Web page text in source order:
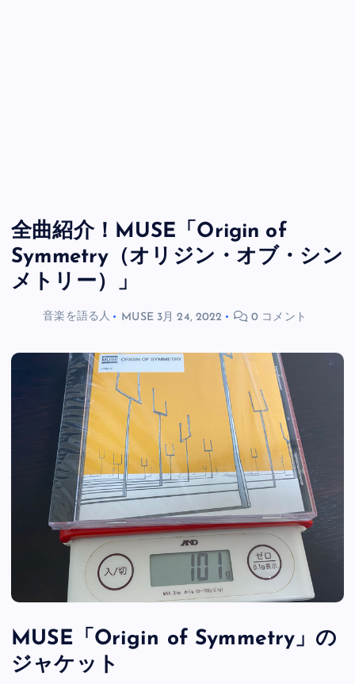
全曲紹介！MUSE「Origin of
Symmetry（オリジン・オブ・シン
メトリー）」
音楽を語る人 MUSE 3月 24, 2022 0 コメント
MUSE「Origin of Symmetry」の
ジャケット